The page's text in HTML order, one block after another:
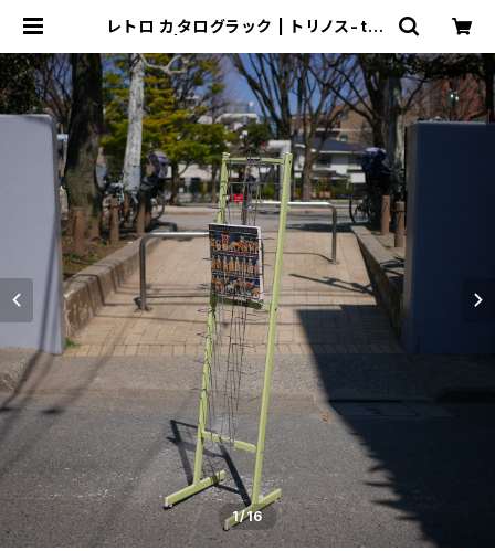
レトロ カタログラック | トリノス-tor
ショップ・古着
1/16